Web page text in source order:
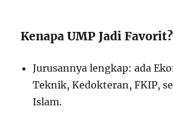
Kenapa UMP Jadi Favorit?
Jurusannya lengkap: ada
Teknik, Kedokteran, FKIP,
Islam.